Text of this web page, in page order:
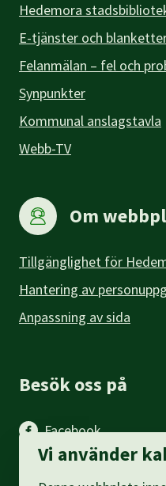
Hedemora
E-tjänster och
Felanmälan – fel och
Synpunkter
Kommunal anslagstavla
Webb-TV
Om
Tillgänglighet för
Hantering av
Anpassning av sida
Besök oss på
Facebook
Instagram
Vi använder